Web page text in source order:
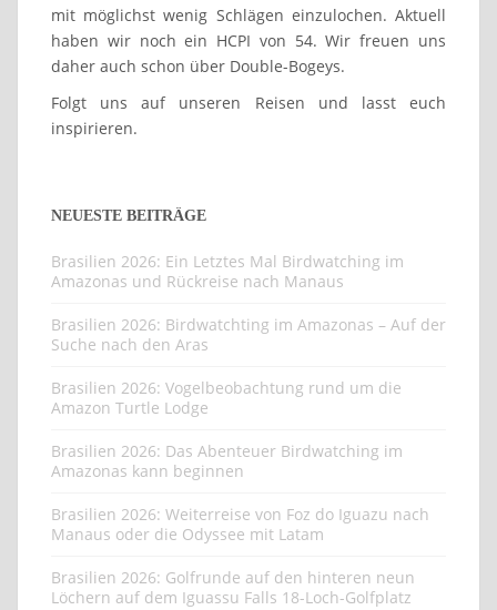
mit möglichst wenig Schlägen einzulochen. Aktuell
haben wir noch ein HCPI von 54. Wir freuen uns
daher auch schon über Double-Bogeys.
Folgt uns auf unseren Reisen und lasst euch
inspirieren.
NEUESTE BEITRÄGE
Brasilien 2026: Ein Letztes Mal Birdwatching im
Amazonas und Rückreise nach Manaus
Brasilien 2026: Birdwatchting im Amazonas – Auf der
Suche nach den Aras
Brasilien 2026: Vogelbeobachtung rund um die
Amazon Turtle Lodge
Brasilien 2026: Das Abenteuer Birdwatching im
Amazonas kann beginnen
Brasilien 2026: Weiterreise von Foz do Iguazu nach
Manaus oder die Odyssee mit Latam
Brasilien 2026: Golfrunde auf den hinteren neun
Löchern auf dem Iguassu Falls 18-Loch-Golfplatz